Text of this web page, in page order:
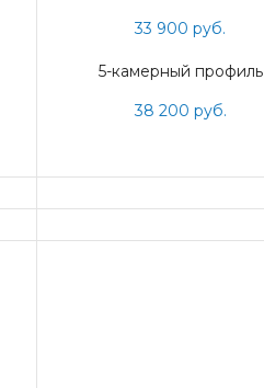
33 900 руб.
5-камерный профиль
38 200 руб.